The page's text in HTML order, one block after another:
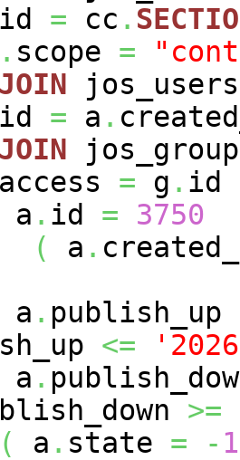
id = cc .
. scope =
JOIN
id = a .
JOIN
access = g . id
a . id =
3750
( a .
a . publish_up
<=
a .
>=
( a . state = - 1